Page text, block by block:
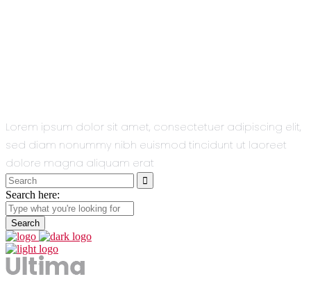
Lorem ipsum dolor sit amet, consectetuer adipiscing elit,
sed diam nonummy nibh euismod tincidunt ut laoreet
dolore magna aliquam erat
Search
for:
Search here: